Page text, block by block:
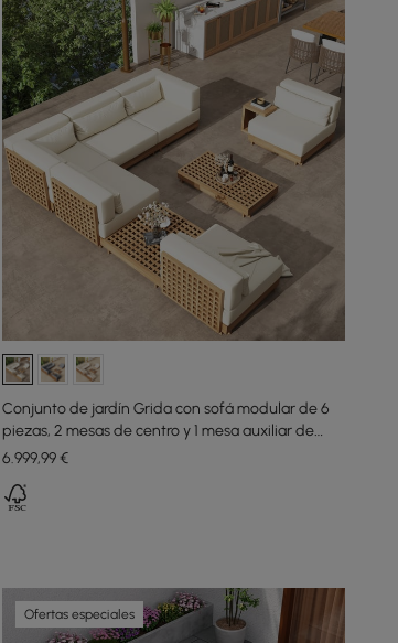
Conjunto de jardín Grida con sofá modular de 6
piezas, 2 mesas de centro y 1 mesa auxiliar de
madera de teca - marfil
6.999,99€
Ofertas especiales